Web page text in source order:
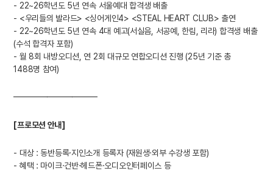
- 22~26학년도 5년 연속 서울예대 합격생 배출
- <우리들의 발라드> <싱어게인4> <STEAL HEART CLUB> 출연
- 22~26학년도 5년 연속 4대 예고(서실음, 서공예, 한림, 리라) 합격생 배출
(수석 합격자 포함)
- 월 8회 내방오디션, 연 2회 대규모 연합오디션 진행 (25년 기준 총
1488명 참여)
━━━━━━━━━━
[프로모션 안내]
- 대상 : 동반등록·지인소개 등록자 (재원생·외부 수강생 포함)
- 혜택 : 마이크·건반·헤드폰·오디오인터페이스 등